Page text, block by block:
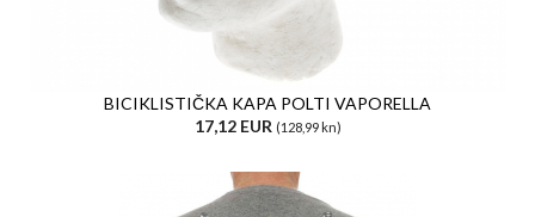
BICIKLISTIČKA KAPA POLTI VAPORELLA
17,12 EUR (128,99 kn)